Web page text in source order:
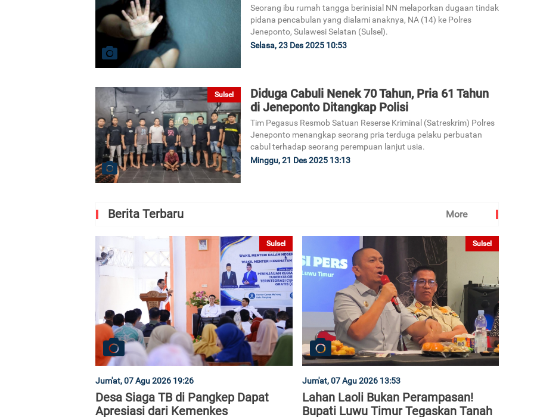
Seorang ibu rumah tangga berinisial NN melaporkan dugaan tindak
pidana pencabulan yang dialami anaknya, NA (14) ke Polres
Jeneponto, Sulawesi Selatan (Sulsel).
Selasa, 23 Des 2025 10:53
Sulsel
Diduga Cabuli Nenek 70 Tahun, Pria 61 Tahun
di Jeneponto Ditangkap Polisi
Tim Pegasus Resmob Satuan Reserse Kriminal (Satreskrim) Polres
Jeneponto menangkap seorang pria terduga pelaku perbuatan
cabul terhadap seorang perempuan lanjut usia.
Minggu, 21 Des 2025 13:13
Berita Terbaru More
Sulsel
Jum'at, 07 Agu 2026 19:26
Desa Siaga TB di Pangkep Dapat
Apresiasi dari Kemenkes
Sulsel
Jum'at, 07 Agu 2026 13:53
Lahan Laoli Bukan Perampasan!
Bupati Luwu Timur Tegaskan Tanah